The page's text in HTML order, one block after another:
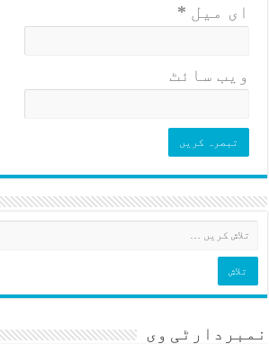
ای میل *
ویب‌ سائٹ
نمبردارٹی وی